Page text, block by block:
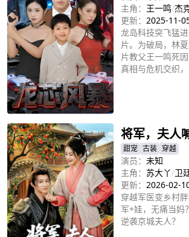
主角： 王一鸣/杰
更新： 2025-11-
龙岛科技突飞猛
片。为破局，林
片教父王一鸣死
真相与危机交织
将军，夫人
甜宠 古装 穿越
演员： 未知
主角： 苏大丫/卫
更新： 2026-02-
穿越军医变乡村
军+娃，无痛当妈
逆袭京城夫人？